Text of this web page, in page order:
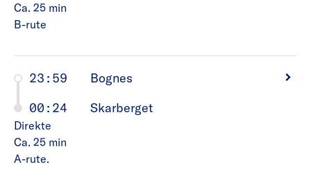
Ca. 25 min
B-rute
23:59
Bognes
00:24
Skarberget
Direkte
Ca. 25 min
A-rute.